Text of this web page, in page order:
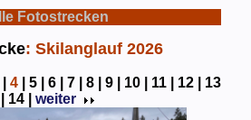
Fotostrecken
: Skilanglauf 2026
4| 5 | 6 | 7 | 8 | 9 | 10 | 11 | 12 |
13
14 | weiter